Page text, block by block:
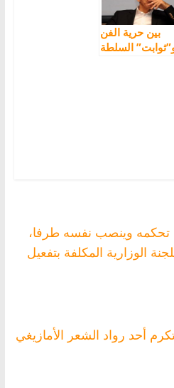
بين حرية الفن
السلطة
وينصب نفسه طرفا،
الوزارية المكلفة بتفعيل
أحد رواد الشعر الأمازيغي